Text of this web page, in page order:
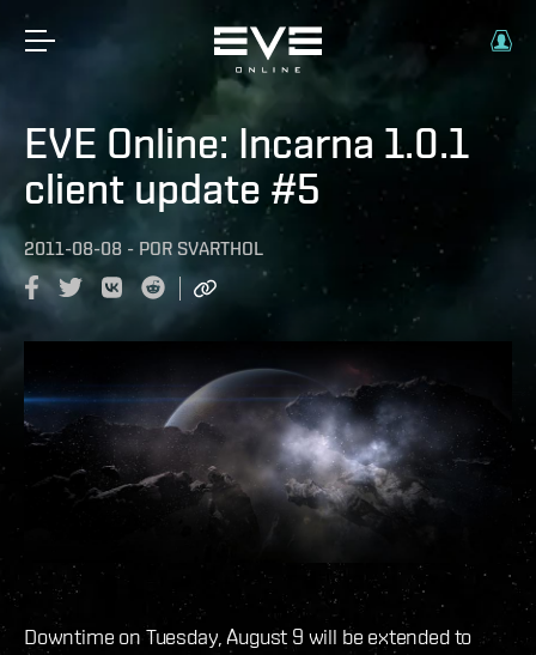
EVE Online: Incarna 1.0.1
client update #5
2011-08-08 - POR SVARTHOL
Downtime on Tuesday, August 9 will be extended to